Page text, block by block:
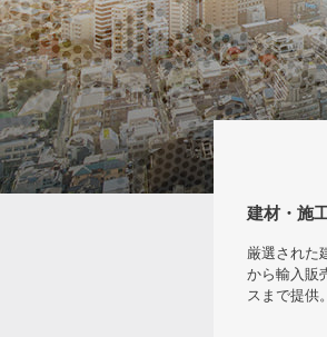
建材・施
厳選された
から輸入販
スまで提供。